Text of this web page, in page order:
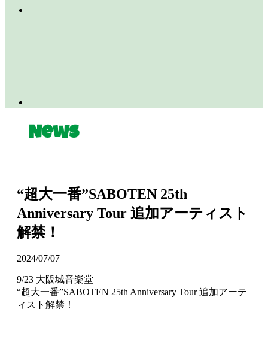
News
“超大一番”SABOTEN 25th
Anniversary Tour 追加アーティスト
解禁！
2024/07/07
9/23 大阪城音楽堂
“超大一番”SABOTEN 25th Anniversary Tour 追加アーテ
ィスト解禁！